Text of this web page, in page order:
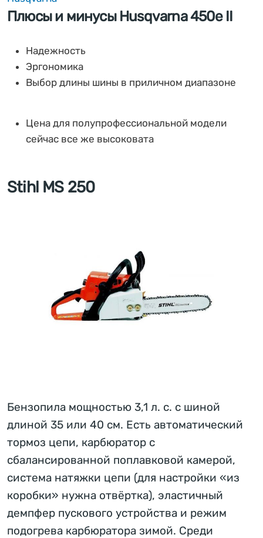
Плюсы и минусы Husqvarna 450e II
Надежность
Эргономика
Выбор длины шины в приличном диапазоне
Цена для полупрофессиональной модели
сейчас все же высоковата
Stihl MS 250
Бензопила мощностью 3,1 л. с. с шиной
длиной 35 или 40 см. Есть автоматический
тормоз цепи, карбюратор с
сбалансированной поплавковой камерой,
система натяжки цепи (для настройки «из
коробки» нужна отвёртка), эластичный
демпфер пускового устройства и режим
подогрева карбюратора зимой. Среди